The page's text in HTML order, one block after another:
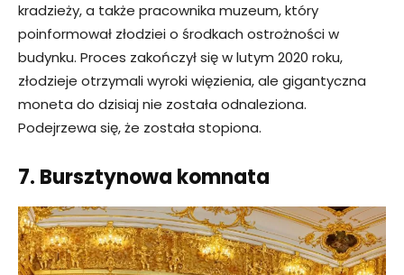
kradzieży, a także pracownika muzeum, który
poinformował złodziei o środkach ostrożności w
budynku. Proces zakończył się w lutym 2020 roku,
złodzieje otrzymali wyroki więzienia, ale gigantyczna
moneta do dzisiaj nie została odnaleziona.
Podejrzewa się, że została stopiona.
7. Bursztynowa komnata